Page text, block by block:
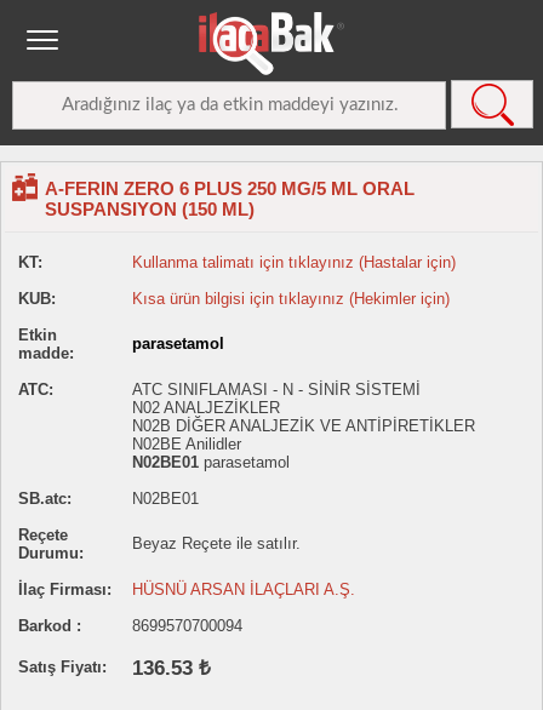
A-FERIN ZERO 6 PLUS 250 MG/5 ML ORAL
SUSPANSIYON (150 ML)
KT:
Kullanma talimatı için tıklayınız (Hastalar için)
KUB:
Kısa ürün bilgisi için tıklayınız (Hekimler için)
Etkin
madde:
parasetamol
ATC:
ATC SINIFLAMASI - N - SİNİR SİSTEMİ
N02 ANALJEZİKLER
N02B DİĞER ANALJEZİK VE ANTİPİRETİKLER
N02BE Anilidler
N02BE01 parasetamol
SB.atc:
N02BE01
Reçete
Durumu:
Beyaz Reçete ile satılır.
İlaç Firması:
HÜSNÜ ARSAN İLAÇLARI A.Ş.
Barkod :
8699570700094
Satış Fiyatı: 136.53 ₺